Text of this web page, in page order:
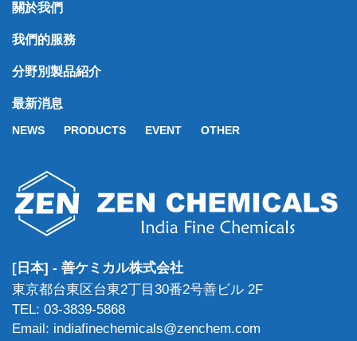
關於我們
我們的服務
分野別製品紹介
最新消息
NEWS PRODUCTS EVENT OTHER
[日本] - 善ケミカル株式会社
東京都台東区台東2丁目30番2号善ビル 2F
TEL: 03-3839-5868
Email: indiafinechemicals@zenchem.com